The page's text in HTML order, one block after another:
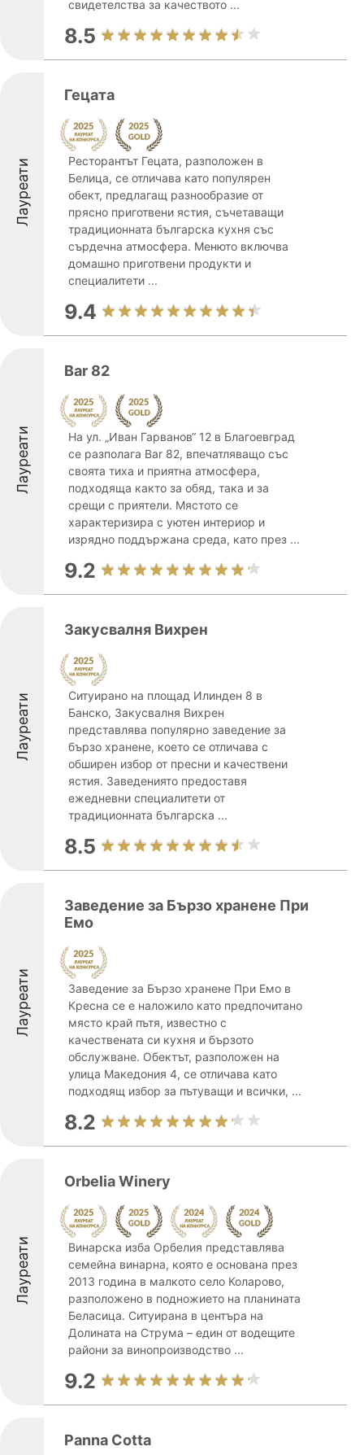
свидетелства за качеството ...
8.5
Лауреати
Гецата
Ресторантът Гецата, разположен в
Белица, се отличава като популярен
обект, предлагащ разнообразие от
прясно приготвени ястия, съчетаващи
традиционната българска кухня със
сърдечна атмосфера. Менюто включва
домашно приготвени продукти и
специалитети ...
9.4
Лауреати
Bar 82
На ул. „Иван Гарванов“ 12 в Благоевград
се разполага Bar 82, впечатляващо със
своята тиха и приятна атмосфера,
подходяща както за обяд, така и за
срещи с приятели. Мястото се
характеризира с уютен интериор и
изрядно поддържана среда, като през ...
9.2
Лауреати
Закусвалня Вихрен
Ситуирано на площад Илинден 8 в
Банско, Закусвалня Вихрен
представлява популярно заведение за
бързо хранене, което се отличава с
обширен избор от пресни и качествени
ястия. Заведениято предоставя
ежедневни специалитети от
традиционната българска ...
8.5
Лауреати
Заведение за Бързо хранене При
Емо
Заведение за Бързо хранене При Емо в
Кресна се е наложило като предпочитано
място край пътя, известно с
качествената си кухня и бързото
обслужване. Обектът, разположен на
улица Македония 4, се отличава като
подходящ избор за пътуващи и всички, ...
8.2
Лауреати
Orbelia Winery
Винарска изба Орбелия представлява
семейна винарна, която е основана през
2013 година в малкото село Коларово,
разположено в подножието на планината
Беласица. Ситуирана в центъра на
Долината на Струма – един от водещите
райони за винопроизводство ...
9.2
Panna Cotta